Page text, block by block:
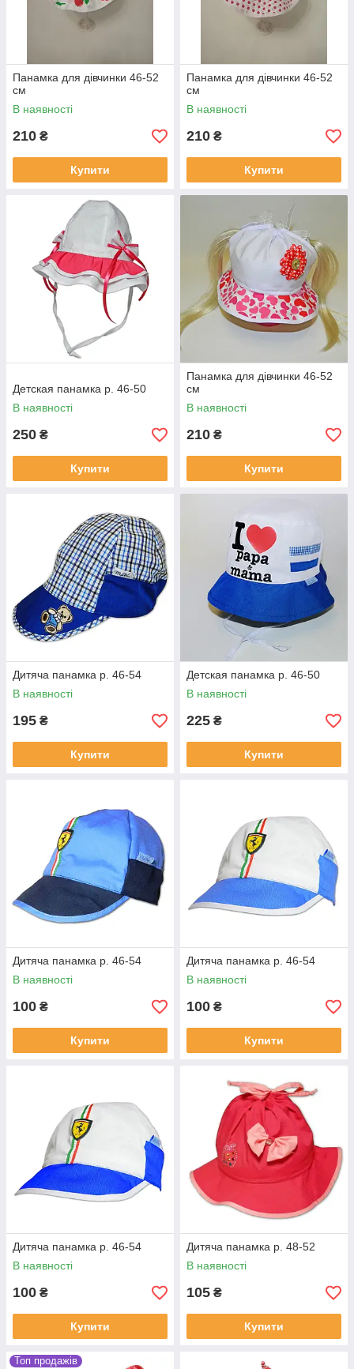
Панамка для дівчинки 46-52
см
В наявності
210 ₴
Купити
Панамка для дівчинки 46-52
см
В наявності
210 ₴
Купити
Детская панамка р. 46-50
В наявності
250 ₴
Купити
Панамка для дівчинки 46-52
см
В наявності
210 ₴
Купити
Дитяча панамка р. 46-54
В наявності
195 ₴
Купити
Детская панамка р. 46-50
В наявності
225 ₴
Купити
Дитяча панамка р. 46-54
В наявності
100 ₴
Купити
Дитяча панамка р. 46-54
В наявності
100 ₴
Купити
Дитяча панамка р. 46-54
В наявності
100 ₴
Купити
Дитяча панамка р. 48-52
В наявності
105 ₴
Купити
Топ продажів